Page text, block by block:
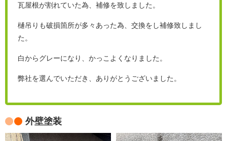
瓦屋根が割れていた為、補修を致しました。
樋吊りも破損箇所が多々あった為、交換をし補修致しまし
た。
白からグレーになり、かっこよくなりました。
弊社を選んでいただき、ありがとうございました。
外壁塗装